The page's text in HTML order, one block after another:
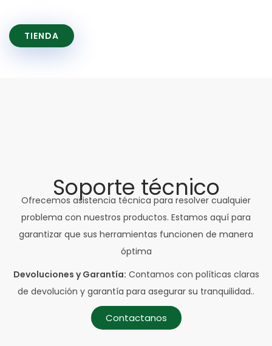
TIENDA
Soporte técnico
Ofrecemos asistencia técnica para resolver cualquier
problema con nuestros productos. Estamos aquí para
garantizar que sus herramientas funcionen de manera
óptima
Devoluciones y Garantía: Contamos con políticas claras
de devolución y garantía para asegurar su tranquilidad..
Contactanos